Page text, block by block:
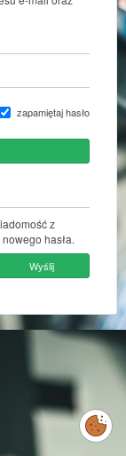
zapamiętaj hasło
z
hasła.
Wyślij
Zarządzaj
preferencjami
cookies